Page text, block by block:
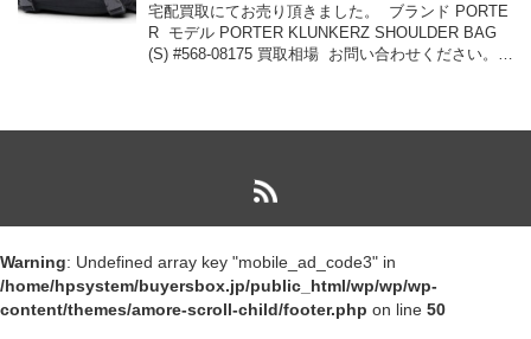
宅配買取にてお売り頂きました。 ブランド PORTE
R モデル PORTER KLUNKERZ SHOULDER BAG
(S) #568-08175 買取相場 お問い合わせください。
Warning: Undefined array key "mobile_ad_code3" in
/home/hpsystem/buyersbox.jp/public_html/wp/wp/wp-
content/themes/amore-scroll-child/footer.php on line 50